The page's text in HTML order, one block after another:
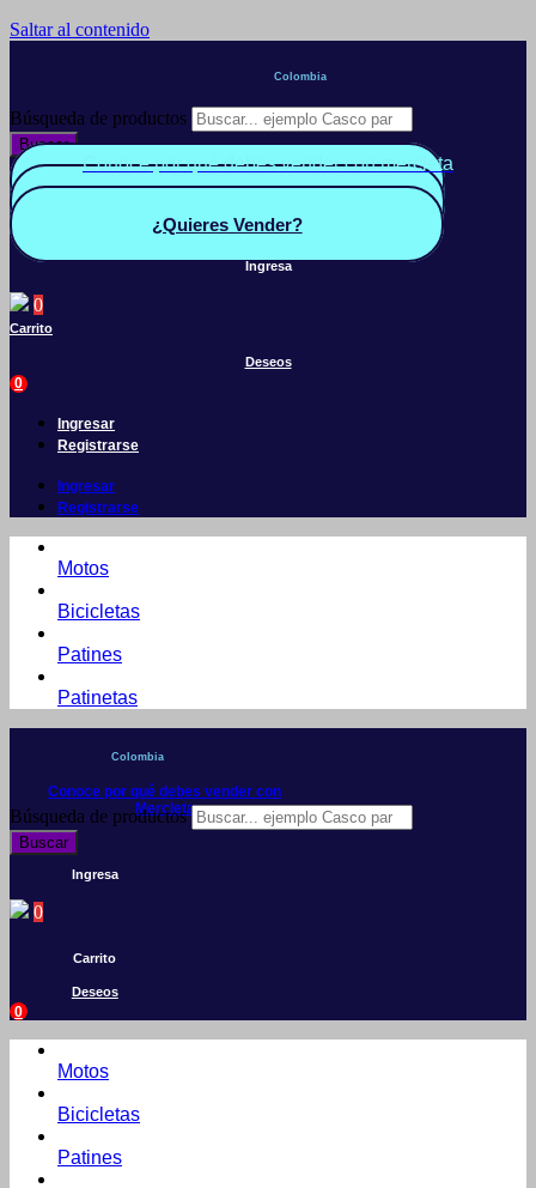
Saltar al contenido
Colombia
Búsqueda de productos
Buscar
Conoce por qué debes vender con mercleta
Quiero Vender
¿Quieres Vender?
Ingresa
0
Carrito
Deseos
0
Ingresar
Registrarse
Ingresar
Registrarse
Motos
Bicicletas
Patines
Patinetas
Colombia
Conoce por qué debes vender con
Mercleta
Búsqueda de productos
Buscar
Ingresa
0
Carrito
Deseos
0
Motos
Bicicletas
Patines